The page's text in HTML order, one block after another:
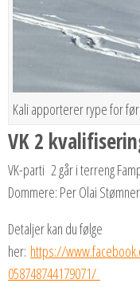
Kali apporterer rype for
VK 2
VK-parti 2 går i terreng
Dommere: Per Olai
Detaljer kan du følge
her: https://
058748744179071/